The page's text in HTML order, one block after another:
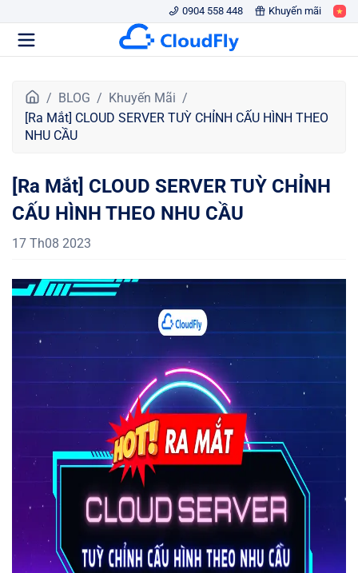
0904 558 448 Khuyến mãi
r
a
h
ủ
BLOG
Khuyến Mãi
[Ra Mắt] CLOUD SERVER TUỲ CHỈNH CẤU HÌNH THEO
NHU CẦU
[Ra Mắt] CLOUD SERVER TUỲ CHỈNH
CẤU HÌNH THEO NHU CẦU
17 Th08 2023